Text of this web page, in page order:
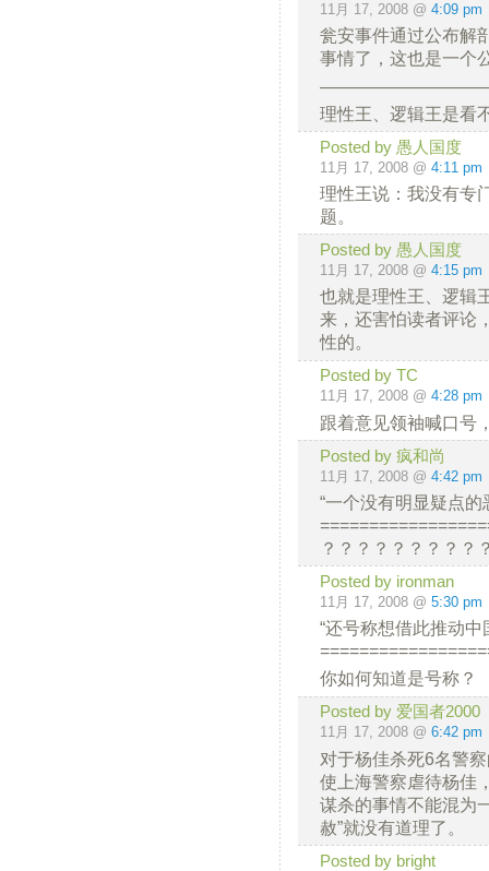
11月 17, 2008 @ 4:09 pm
瓮安事件通过公布解
事情了，这也是一个
理性王、逻辑王是看
Posted by 愚人国度
11月 17, 2008 @ 4:11 pm
理性王说：我没有专
题。
Posted by 愚人国度
11月 17, 2008 @ 4:15 pm
也就是理性王、逻辑
来，还害怕读者评论
性的。
Posted by TC
11月 17, 2008 @ 4:28 pm
跟着意见领袖喊口号
Posted by 疯和尚
11月 17, 2008 @ 4:42 pm
“一个没有明显疑点
？？？？？？？？？
Posted by ironman
11月 17, 2008 @ 5:30 pm
“还号称想借此推动中
你如何知道是号称？
Posted by 爱国者2000
11月 17, 2008 @ 6:42 pm
对于杨佳杀死6名警
使上海警察虐待杨佳
谋杀的事情不能混为
赦”就没有道理了。
Posted by bright